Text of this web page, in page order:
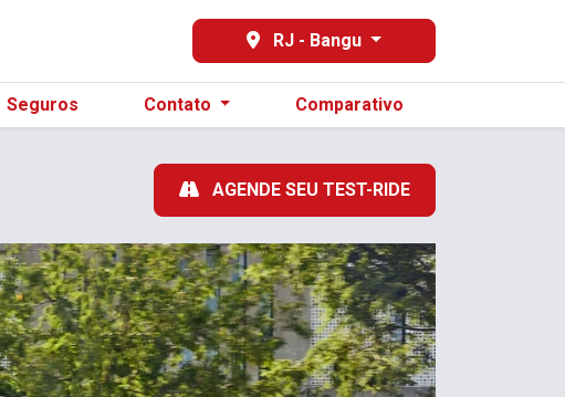
RJ - Bangu
Seguros Contato Comparativo
AGENDE SEU TEST-RIDE